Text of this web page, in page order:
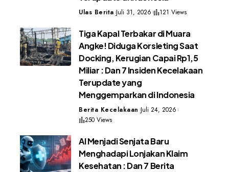
Ulas Berita Juli 31, 2026 121 Views
Tiga Kapal Terbakar di Muara
Angke! Diduga Korsleting Saat
Docking, Kerugian Capai Rp1,5
Miliar : Dan 7 Insiden Kecelakaan
Terupdate yang
Menggemparkan di Indonesia
Berita Kecelakaan Juli 24, 2026
250 Views
AI Menjadi Senjata Baru
Menghadapi Lonjakan Klaim
Kesehatan : Dan 7 Berita